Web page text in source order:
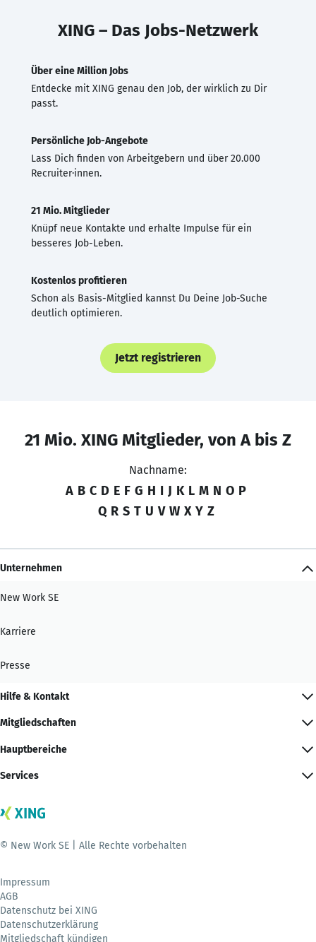
XING – Das Jobs-Netzwerk
Über eine Million Jobs
Entdecke mit XING genau den Job, der wirklich zu Dir
passt.
Persönliche Job-Angebote
Lass Dich finden von Arbeitgebern und über 20.000
Recruiter·innen.
21 Mio. Mitglieder
Knüpf neue Kontakte und erhalte Impulse für ein
besseres Job-Leben.
Kostenlos profitieren
Schon als Basis-Mitglied kannst Du Deine Job-Suche
deutlich optimieren.
Jetzt registrieren
21 Mio. XING Mitglieder, von A bis Z
Nachname:
A B C D E F G H I J K L M N O P
Q R S T U V W X Y Z
Unternehmen
New Work SE
Karriere
Presse
Hilfe & Kontakt
Mitgliedschaften
Hauptbereiche
Services
© New Work SE | Alle Rechte vorbehalten
Impressum
AGB
Datenschutz bei XING
Datenschutzerklärung
Mitgliedschaft kündigen